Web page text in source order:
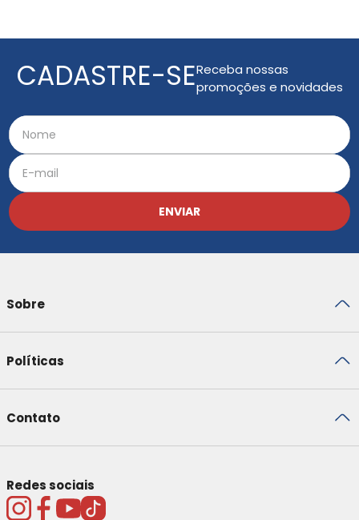
CADASTRE-SEReceba nossas
promoções e novidades
ENVIAR
Sobre
Políticas
Contato
Redes sociais